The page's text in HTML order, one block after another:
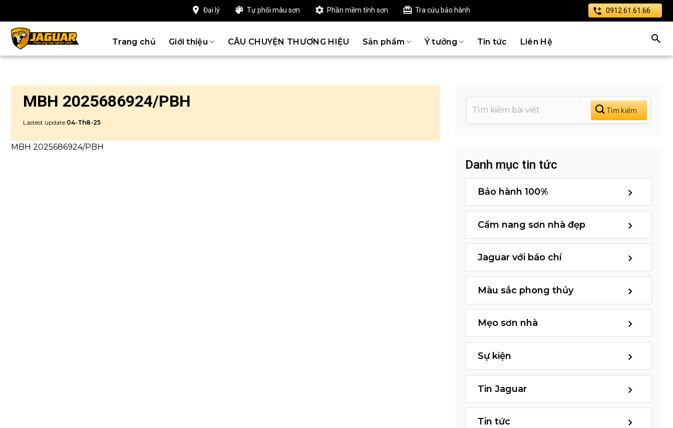
dung
Đại lý Tự phối màu sơn Phần mềm tính sơn Tra cứu bảo hành 0912.61.61.66
Trang chủ Giới thiệu CÂU CHUYỆN THƯƠNG HIỆU Sản phẩm Ý tưởng Tin tức Liên Hệ
MBH 2025686924/PBH
Lastest update:04-Th8-25
MBH 2025686924/PBH
Danh mục tin tức
Bảo hành 100%
Cẩm nang sơn nhà đẹp
Jaguar với báo chí
Màu sắc phong thủy
Mẹo sơn nhà
Sự kiện
Tin Jaguar
Tin tức